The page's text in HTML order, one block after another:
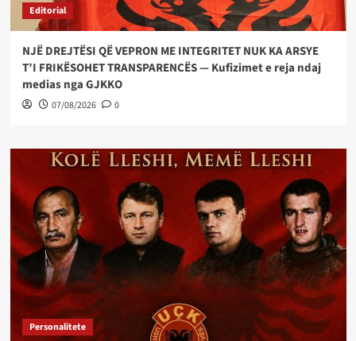
Editorial
NJË DREJTËSI QË VEPRON ME INTEGRITET NUK KA ARSYE
T’I FRIKËSOHET TRANSPARENCËS — Kufizimet e reja ndaj
medias nga GJKKO
07/08/2026 0
Personalitete